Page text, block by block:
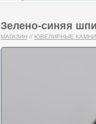
Зелено-синяя
МАГАЗИН // ЮВЕЛИРНЫЕ КАМНИ